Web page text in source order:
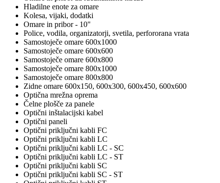
Hladilne enote za omare
Kolesa, vijaki, dodatki
Omare in pribor - 10"
Police, vodila, organizatorji, svetila, perfororana vrata
Samostoječe omare 600x1000
Samostoječe omare 600x600
Samostoječe omare 600x800
Samostoječe omare 800x1000
Samostoječe omare 800x800
Zidne omare 600x150, 600x300, 600x450, 600x600
Optična mrežna oprema
Čelne plošče za panele
Optični inštalacijski kabel
Optični paneli
Optični priključni kabli FC
Optični priključni kabli LC
Optični priključni kabli LC - SC
Optični priključni kabli LC - ST
Optični priključni kabli SC
Optični priključni kabli SC - ST